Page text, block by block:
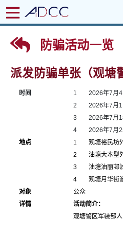
防骗活动一览
派发防骗单张（观塘
时间
1
2
3
4
2026年7月
2026年7月
2026年7月
2026年7月
地点
1
2
3
4
观塘裕民坊
油塘大本型
油塘油丽邨
观塘月华街
对象
公众
详情
活动简介：
观塘警区军装部人